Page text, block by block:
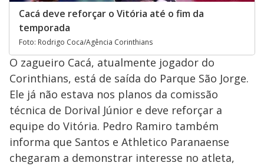
Cacá deve reforçar o Vitória até o fim da
temporada
Foto: Rodrigo Coca/Agência Corinthians
O zagueiro Cacá, atualmente jogador do
Corinthians, está de saída do Parque São Jorge.
Ele já não estava nos planos da comissão
técnica de Dorival Júnior e deve reforçar a
equipe do Vitória. Pedro Ramiro também
informa que Santos e Athletico Paranaense
chegaram a demonstrar interesse no atleta,